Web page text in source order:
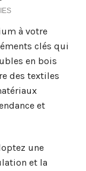
à votre
clés qui
en bois
des textiles
et
une
et la